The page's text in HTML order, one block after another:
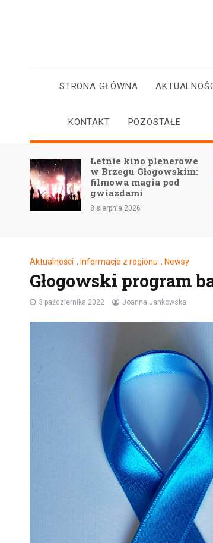
STRONA GŁÓWNA
KONTAKT POZOSTAŁE
Letnie kino plenerowe
w Brzegu Głogowskim:
filmowa magia pod
gwiazdami
8 sierpnia 2026
Aktualności , Informacje z regionu , Newsy
Głogowski program
3 października 2022 Joanna Jankowska